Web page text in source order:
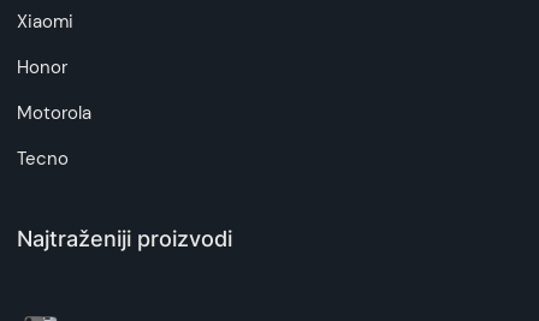
Xiaomi
Honor
Motorola
Tecno
Najtraženiji proizvodi